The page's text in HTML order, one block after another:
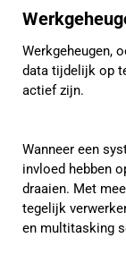
Werkgeheugen,
data tijdelijk op
actief zijn.
Wanneer een
invloed hebben
draaien. Met
tegelijk
en multitasking